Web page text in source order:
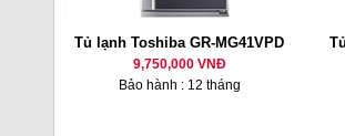
Tủ lạnh Toshiba GR-MG41VPD
9,750,000 VNĐ
Bảo hành : 12 tháng